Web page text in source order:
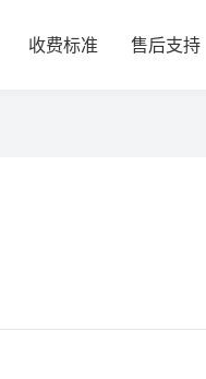
收费标准 售后支持